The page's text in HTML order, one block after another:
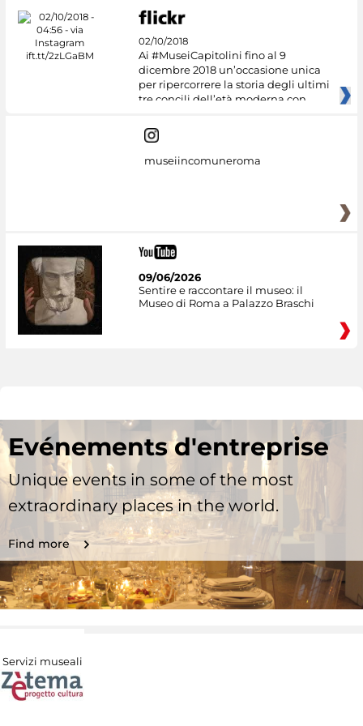
02/10/2018
Ai #MuseiCapitolini fino al 9
dicembre 2018 un’occasione unica
per ripercorrere la storia degli ultimi
tre concili dell’età moderna con
museiincomuneroma
09/06/2026
Sentire e raccontare il museo: il
Museo di Roma a Palazzo Braschi
Evénements d'entreprise
Unique events in some of the most
extraordinary places in the world.
Find more
Servizi museali